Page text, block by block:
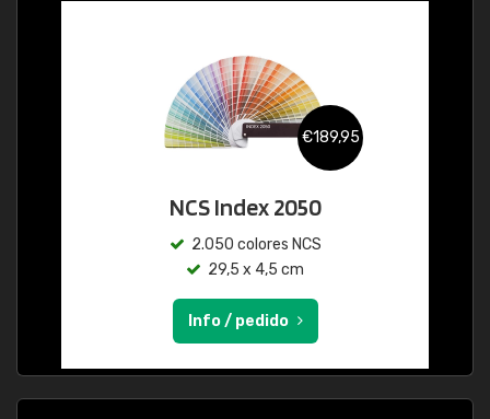
€189,95
NCS Index 2050
2.050 colores NCS
29,5 x 4,5 cm
Info / pedido